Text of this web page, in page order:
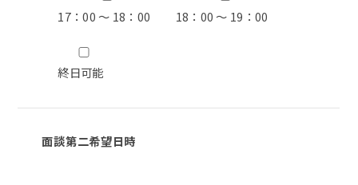
17：00 ～ 18：00 18：00 ～ 19：00
終日可能
面談第二希望日時